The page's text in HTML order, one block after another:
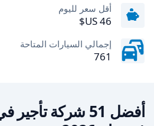
أقل سعر لليوم
إجمالي السيارات المتاحة
761
أفضل 51 شركة